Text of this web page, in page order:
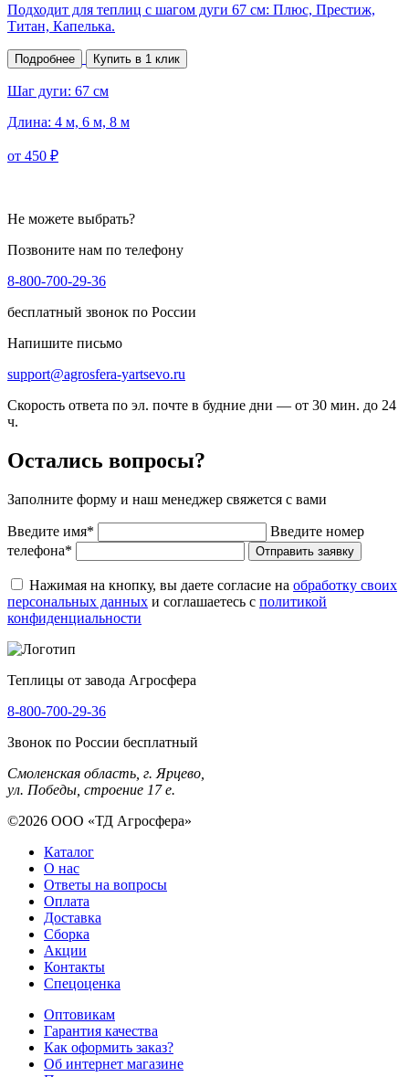
Подходит для теплиц с шагом дуги 67 см: Плюс, Престиж,
Титан, Капелька.
Подробнее Купить в 1 клик
Шаг дуги: 67 см
Длина: 4 м, 6 м, 8 м
от 450 ₽
Не можете выбрать?
Позвоните нам по телефону
8-800-700-29-36
бесплатный звонок по России
Напишите письмо
support@agrosfera-yartsevo.ru
Скорость ответа по эл. почте в будние дни — от 30 мин. до 24
ч.
Остались вопросы?
Заполните форму и наш менеджер свяжется с вами
Введите имя*
Введите номер
телефона*
Отправить заявку
Нажимая на кнопку, вы даете согласие на обработку своих
персональных данных и соглашаетесь с политикой
конфиденциальности
Теплицы от завода Агросфера
8-800-700-29-36
Звонок по России бесплатный
Смоленская область, г. Ярцево,
ул. Победы, строение 17 е.
©2026 ООО «ТД Агросфера»
Каталог
О нас
Ответы на вопросы
Оплата
Доставка
Сборка
Акции
Контакты
Спецоценка
Оптовикам
Гарантия качества
Как оформить заказ?
Об интернет магазине